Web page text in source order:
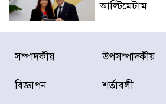
আল্টিমেটাম
দেশে ভারি
জেলায় বন্যার
সম্পাদকীয় উপসম্পাদকীয়
বিজ্ঞাপন শর্তাবলী